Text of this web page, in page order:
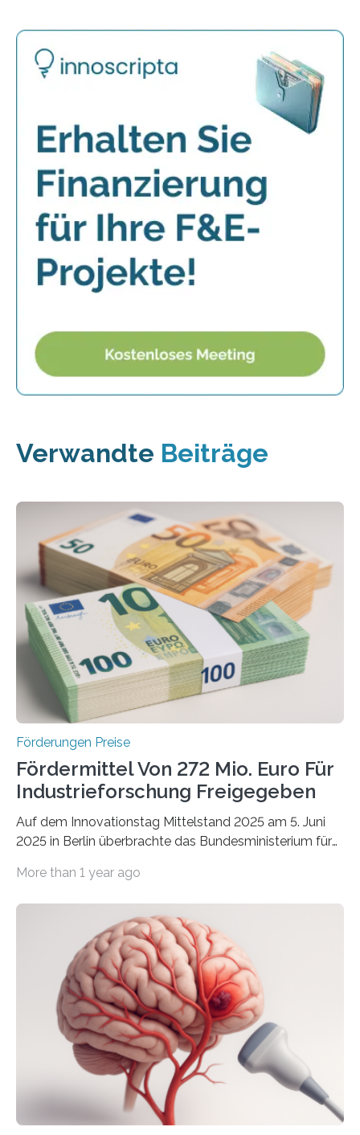
Verwandte Beiträge
Förderungen Preise
Fördermittel Von 272 Mio. Euro Für
Industrieforschung Freigegeben
Auf dem Innovationstag Mittelstand 2025 am 5. Juni
2025 in Berlin überbrachte das Bundesministerium für
Überplanmäßige Verpflichtungsermächtigungen in
Woche vom Haushaltsausschuss freigegeben – unter
anderem zur Unterstützung der
Industrieforschungsprogramme Industrielle
Gemeinschaftsforschung (IGF), Zentrales
Innovationsprogramm Mittelstand (ZIM) und
Innovationskompetenz INNO-KOM. Auf dem
Innovationstag Mittelstand 2025 am 5. Juni 2025 in
Berlin überbrachte das Bundesministerium für
Wirtschaft und Energie eine gute Nachricht:
Überplanmäßige Verpflichtungsermächtigungen in
More than 1 year ago